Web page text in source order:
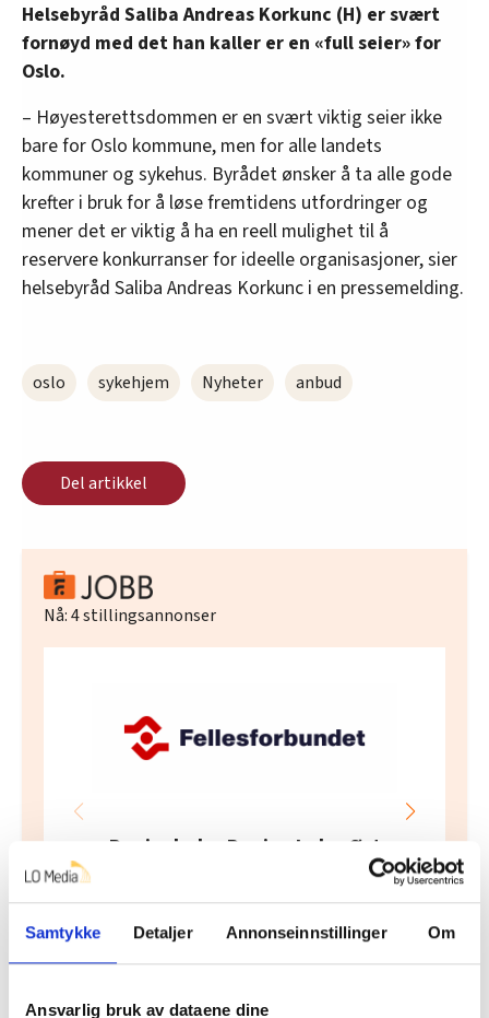
Samtykke Detaljer Annonseinnstillinger Om
Ansvarlig bruk av dataene dine
Helsebyråd Saliba Andreas Korkunc (H) er svært
fornøyd med det han kaller er en «full seier» for
Oslo.
– Høyesterettsdommen er en svært viktig seier ikke
bare for Oslo kommune, men for alle landets
kommuner og sykehus. Byrådet ønsker å ta alle gode
krefter i bruk for å løse fremtidens utfordringer og
mener det er viktig å ha en reell mulighet til å
reservere konkurranser for ideelle organisasjoner, sier
helsebyråd Saliba Andreas Korkunc i en pressemelding.
oslo sykehjem Nyheter anbud
Del artikkel
Nå:4stillingsannonser
Regionleder Region Indre Øst
Moelv